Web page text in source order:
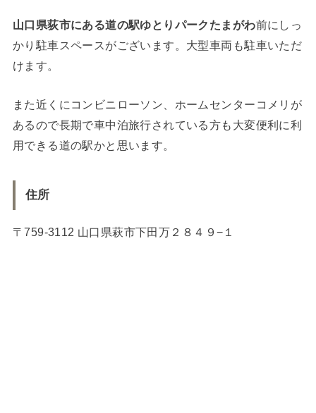
山口県荻市にある道の駅ゆとりパークたまがわ前にしっ
かり駐車スペースがございます。大型車両も駐車いただ
けます。
また近くにコンビニローソン、ホームセンターコメリが
あるので長期で車中泊旅行されている方も大変便利に利
用できる道の駅かと思います。
住所
〒759-3112 山口県萩市下田万２８４９−１